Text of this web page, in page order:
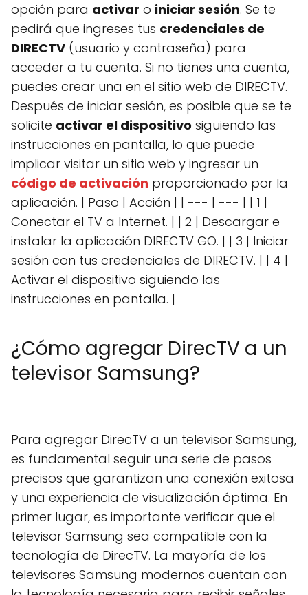
opción para activar o iniciar sesión. Se te
pedirá que ingreses tus credenciales de
DIRECTV (usuario y contraseña) para
acceder a tu cuenta. Si no tienes una cuenta,
puedes crear una en el sitio web de DIRECTV.
Después de iniciar sesión, es posible que se te
solicite activar el dispositivo siguiendo las
instrucciones en pantalla, lo que puede
implicar visitar un sitio web y ingresar un
código de activación proporcionado por la
aplicación. | Paso | Acción | | --- | --- | | 1 |
Conectar el TV a Internet. | | 2 | Descargar e
instalar la aplicación DIRECTV GO. | | 3 | Iniciar
sesión con tus credenciales de DIRECTV. | | 4 |
Activar el dispositivo siguiendo las
instrucciones en pantalla. |
¿Cómo agregar DirecTV a un
televisor Samsung?
Para agregar DirecTV a un televisor Samsung,
es fundamental seguir una serie de pasos
precisos que garantizan una conexión exitosa
y una experiencia de visualización óptima. En
primer lugar, es importante verificar que el
televisor Samsung sea compatible con la
tecnología de DirecTV. La mayoría de los
televisores Samsung modernos cuentan con